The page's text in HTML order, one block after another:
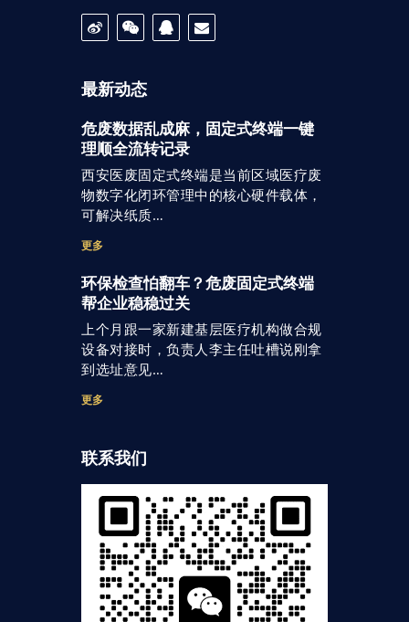
最新动态
危废数据乱成麻，固定式终端一键
理顺全流转记录
西安医废固定式终端是当前区域医疗废
物数字化闭环管理中的核心硬件载体，
可解决纸质…
更多
环保检查怕翻车？危废固定式终端
帮企业稳稳过关
上个月跟一家新建基层医疗机构做合规
设备对接时，负责人李主任吐槽说刚拿
到选址意见…
更多
联系我们